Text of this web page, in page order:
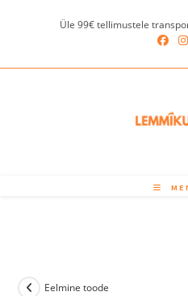
Üle 99€ tellimustele
Eelmine toode